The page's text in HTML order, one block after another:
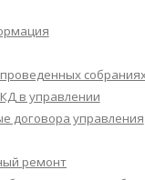
в управлении
договора управления
ремонт